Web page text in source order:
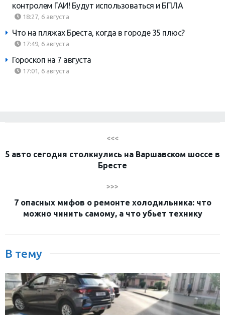
контролем ГАИ! Будут использоваться и БПЛА
18:27, 6 августа
Что на пляжах Бреста, когда в городе 35 плюс?
17:49, 6 августа
Гороскоп на 7 августа
17:01, 6 августа
<<<
5 авто сегодня столкнулись на Варшавском шоссе в
Бресте
>>>
7 опасных мифов о ремонте холодильника: что
можно чинить самому, а что убьет технику
В тему